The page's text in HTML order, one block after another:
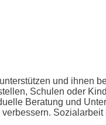
und ihnen
Schulen oder
Beratung und